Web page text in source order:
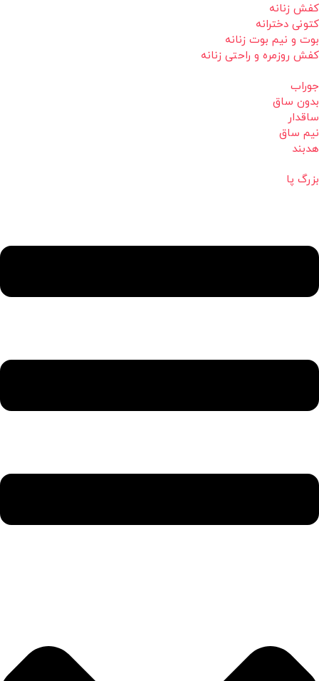
کفش زنانه
کتونی دخترانه
بوت و نیم بوت زنانه
کفش روزمره و راحتی زنانه
جوراب
بدون ساق
ساقدار
نیم ساق
هدبند
بزرگ پا